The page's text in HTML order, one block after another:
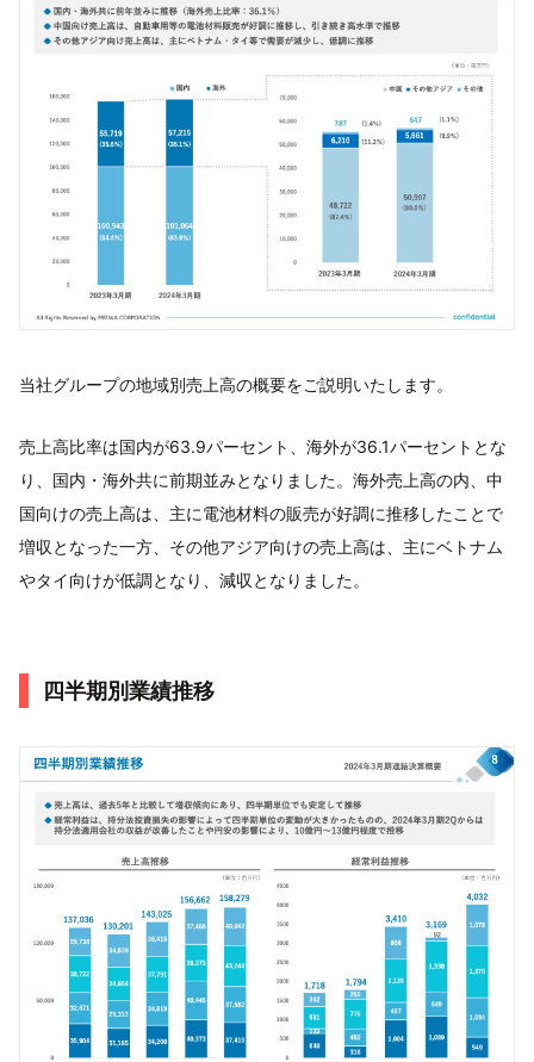
当社グループの地域別売上高の概要をご説明いたします。
売上高比率は国内が63.9パーセント、海外が36.1パーセントとな
り、国内・海外共に前期並みとなりました。海外売上高の内、中
国向けの売上高は、主に電池材料の販売が好調に推移したことで
増収となった一方、その他アジア向けの売上高は、主にベトナム
やタイ向けが低調となり、減収となりました。
四半期別業績推移